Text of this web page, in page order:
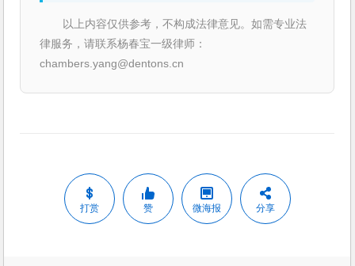
以上内容仅供参考，不构成法律意见。如需专业法
律服务，请联系杨春宝一级律师：
chambers.yang@dentons.cn
打赏 赞 微海报 分享